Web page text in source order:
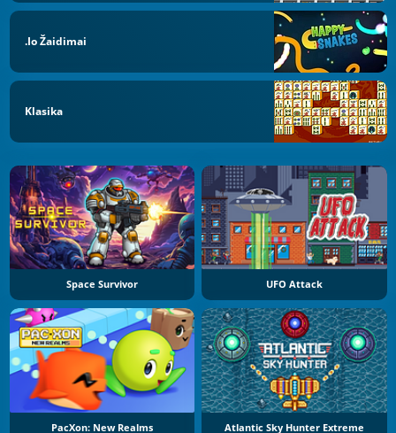
.io Žaidimai
Klasika
Space Survivor UFO Attack
PacXon: New Realms Atlantic Sky Hunter Extreme